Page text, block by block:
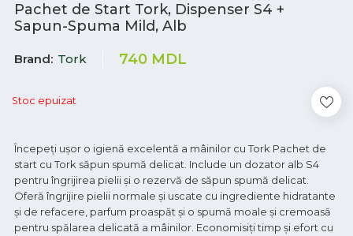
Pachet de Start Tork, Dispenser S4 +
Sapun-Spuma Mild, Alb
Brand Tork 740 MDL
Stoc epuizat
Începeți ușor o igienă excelentă a mâinilor cu Tork Pachet de
start cu Tork săpun spumă delicat. Include un dozator alb S4
pentru îngrijirea pielii și o rezervă de săpun spumă delicat.
Oferă îngrijire pielii normale și uscate cu ingrediente hidratante
și de refacere, parfum proaspăt și o spumă moale și cremoasă
pentru spălarea delicată a mâinilor. Economisiți timp și efort cu